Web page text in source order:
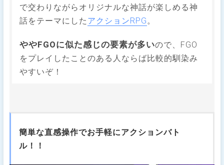
で交わりながらオリジナルな神話が楽しめる神
話をテーマにした アクションRPG。
ややFGOに似た感じの要素が多いので、FGO
をプレイしたことのある人ならば比較的馴染み
やすいぞ！
簡単な直感操作でお手軽にアクションバト
ル！！